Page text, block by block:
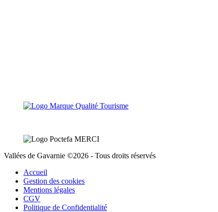
Vallées de Gavarnie ©2026 - Tous droits réservés
Accueil
Gestion des cookies
Mentions légales
CGV
Politique de Confidentialité